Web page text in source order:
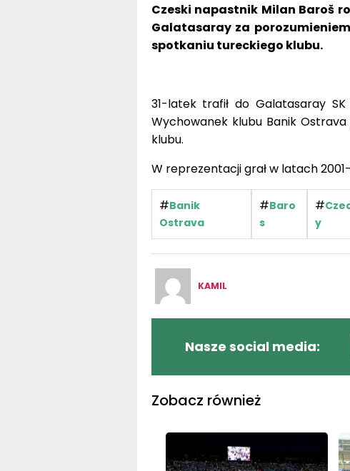
Czeski napastnik Milan Baroš
Galatasaray za
spotkaniu tureckiego klubu.
31-latek trafił do Galatasaray
Wychowanek klubu Banik
klubu.
W reprezentacji grał w latach
#Banik
Ostrava
#Baro
s
#
y
KAMIL
Nasze social media:
Zobacz również